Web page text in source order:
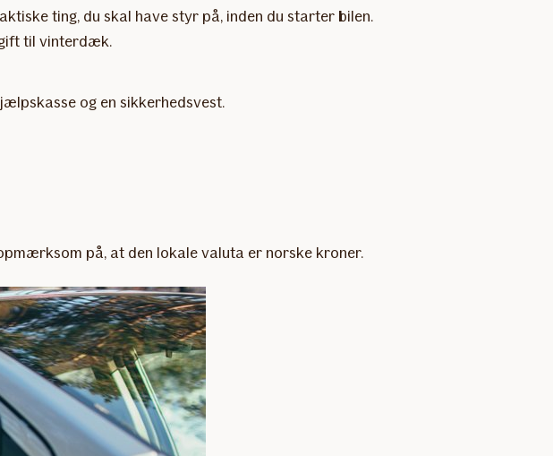
ting, du skal have styr på, inden du starter bilen.
til vinterdæk.
og en sikkerhedsvest.
på, at den lokale valuta er norske kroner.